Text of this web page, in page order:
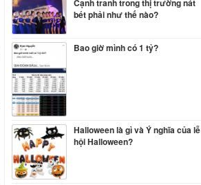
Cạnh tranh trong thị trường nát
bét phải như thế nào?
Bao giờ mình có 1 tỷ?
Halloween là gì và Ý nghĩa của lễ
hội Halloween?